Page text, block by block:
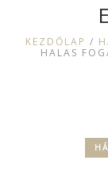
KEZDŐLAP /
HALAS